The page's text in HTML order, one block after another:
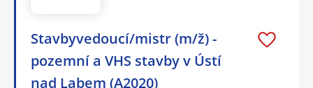
Stavbyvedoucí/mistr (m/ž) -
pozemní a VHS stavby v Ústí
nad Labem (A2020)